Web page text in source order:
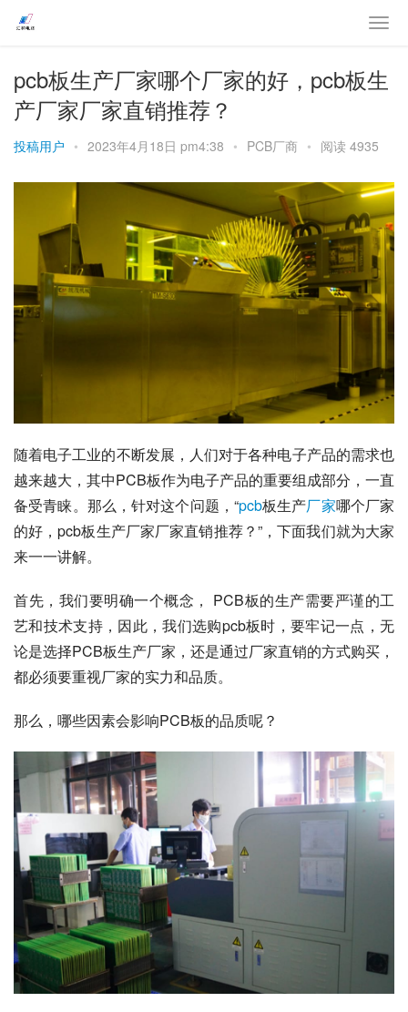
pcb板生产厂家哪个厂家的好，pcb板生
产厂家厂家直销推荐？
投稿用户 • 2023年4月18日 pm4:38 • PCB厂商 • 阅读 4935
随着电子工业的不断发展，人们对于各种电子产品的需求也
越来越大，其中PCB板作为电子产品的重要组成部分，一直
备受青睐。那么，针对这个问题，“pcb板生产厂家哪个厂家
的好，pcb板生产厂家厂家直销推荐？”，下面我们就为大家
来一一讲解。
首先，我们要明确一个概念， PCB板的生产需要严谨的工
艺和技术支持，因此，我们选购pcb板时，要牢记一点，无
论是选择PCB板生产厂家，还是通过厂家直销的方式购买，
都必须要重视厂家的实力和品质。
那么，哪些因素会影响PCB板的品质呢？